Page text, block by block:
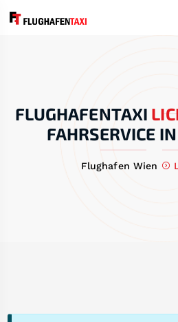
FLUGHAFENTAXI
FAHRSERVICE
Flughafen Wien